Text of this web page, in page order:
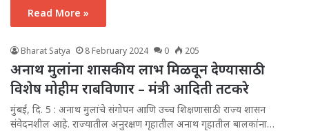
Read More »
Bharat Satya 8 February 2024 0 205
अनाथ मुलांना शासकीय लाभ मिळवून देण्यासाठी
विशेष मोहीम राबविणार – मंत्री आदिती तटकरे
मुंबई, दि. 5 : अनाथ मुलांचे संगोपन आणि उच्च शिक्षणासाठी राज्य शासन
संवेदनशील आहे. राज्यातील अनुरक्षण गृहातील अनाथ गृहातील बालकांना…